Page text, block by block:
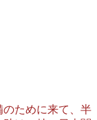
ために来て、半